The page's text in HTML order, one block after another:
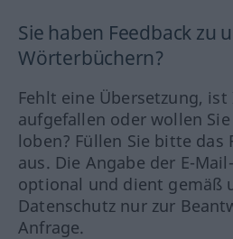
Sie haben Feedback zu
Wörterbüchern?
Fehlt eine Übersetzung,
aufgefallen oder wollen
loben? Füllen Sie bitte das
aus. Die Angabe der E-
optional und dient gemäß
Datenschutz nur zur
Anfrage.